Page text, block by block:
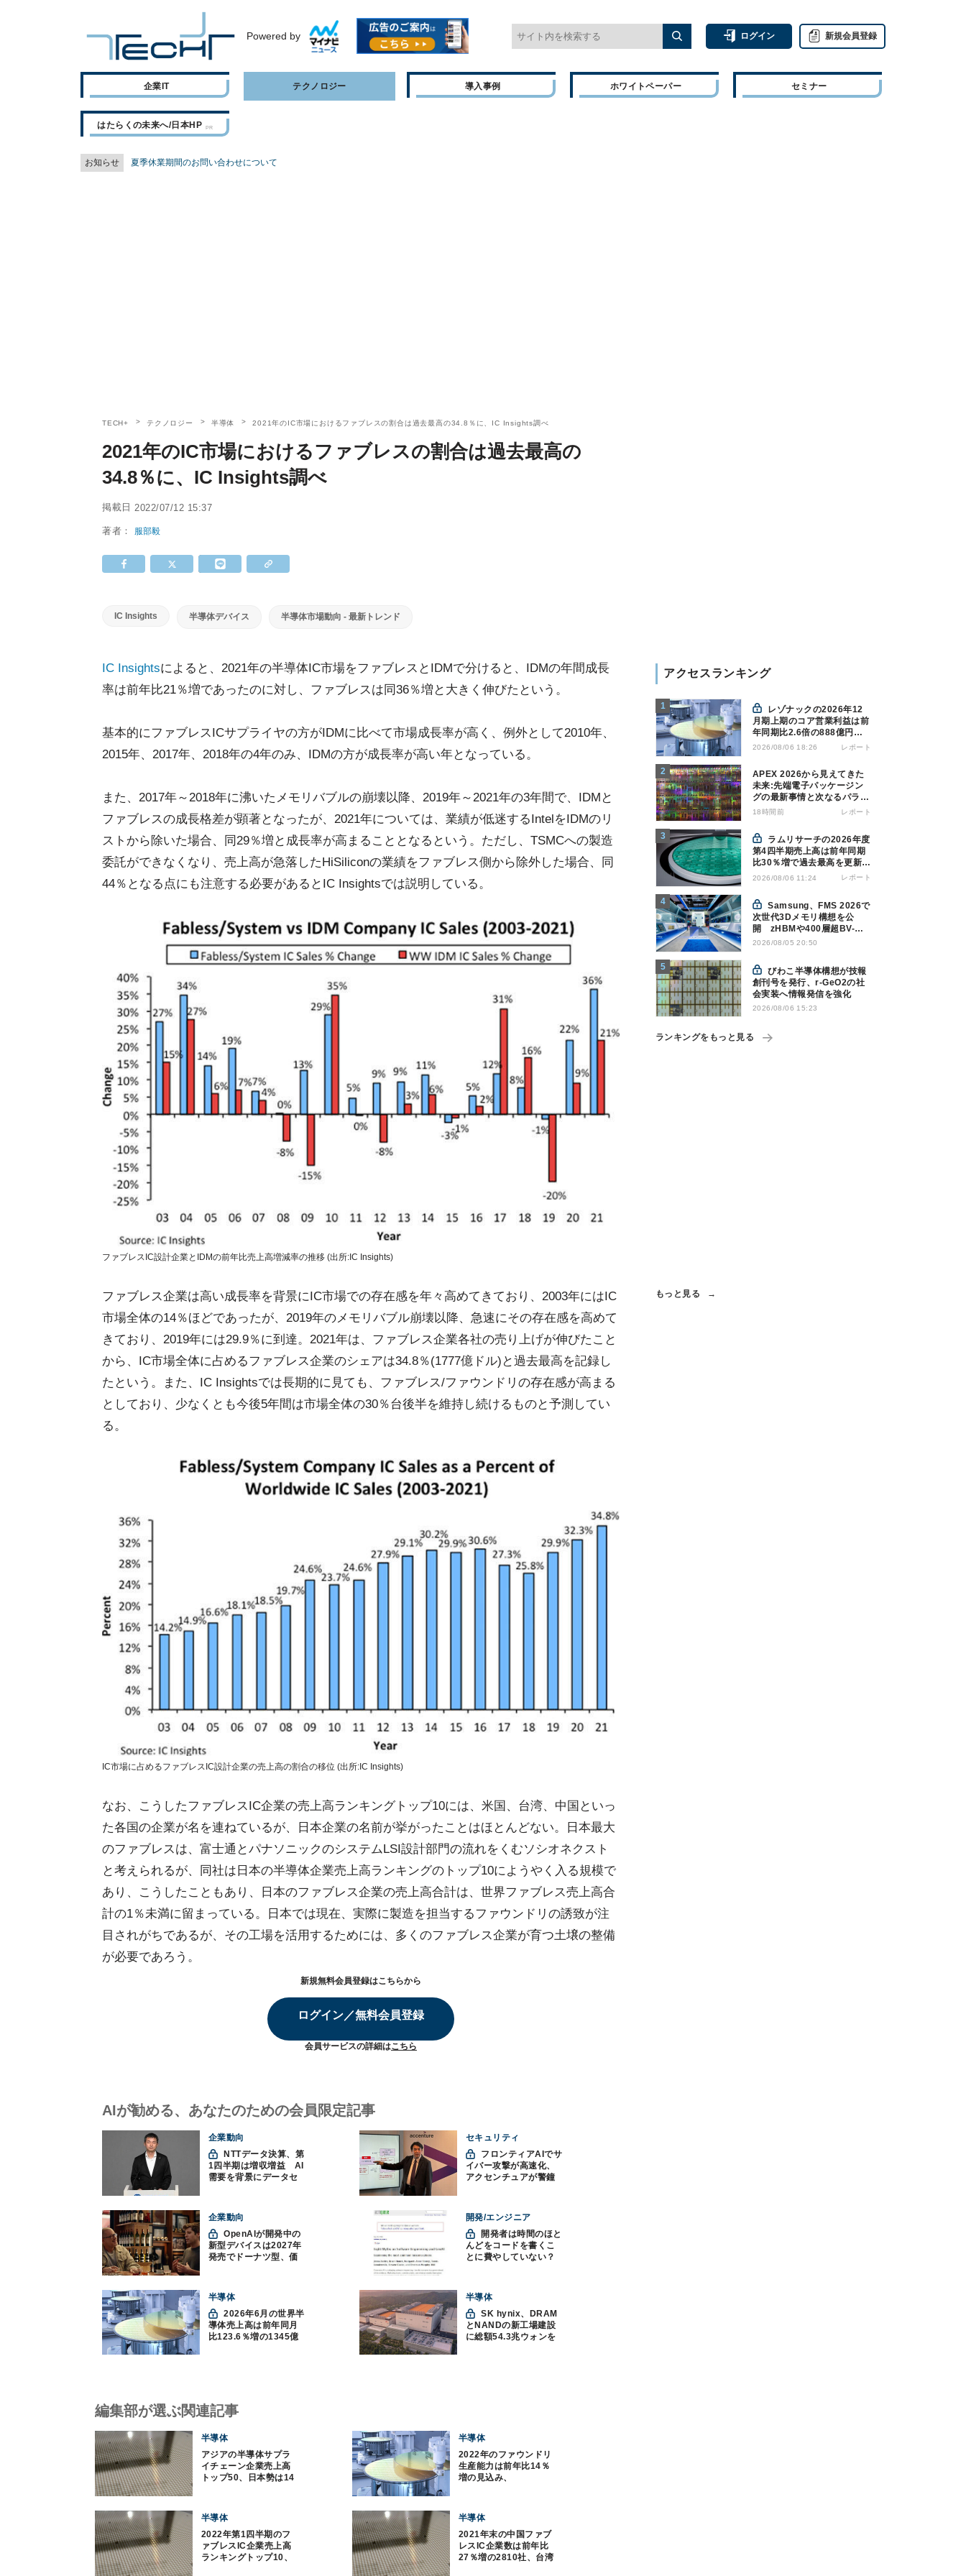
Powered by ログイン 新規会員登録
企業IT テクノロジー 導入事例 ホワイトペーパー セミナー
はたらくの未来へ/日本HP
お知らせ 夏季休業期間のお問い合わせについて
TECH+ テクノロジー 半導体 2021年のIC市場におけるファブレスの割合は過去最高の34.8％に、IC Insights調べ
2021年のIC市場におけるファブレスの割合は過去最高の
34.8％に、IC Insights調べ
掲載日 2022/07/12 15:37
著者： 服部毅
IC Insights 半導体デバイス 半導体市場動向 - 最新トレンド
IC Insightsによると、2021年の半導体IC市場をファブレスとIDMで分けると、IDMの年間成長
率は前年比21％増であったのに対し、ファブレスは同36％増と大きく伸びたという。
基本的にファブレスICサプライヤの方がIDMに比べて市場成長率が高く、例外として2010年、
2015年、2017年、2018年の4年のみ、IDMの方が成長率が高い年となっている。
また、2017年～2018年に沸いたメモリバブルの崩壊以降、2019年～2021年の3年間で、IDMと
ファブレスの成長格差が顕著となったが、2021年については、業績が低迷するIntelをIDMのリ
ストから除いた場合、同29％増と成長率が高まることとなるという。ただし、TSMCへの製造
委託ができなくなり、売上高が急落したHiSiliconの業績をファブレス側から除外した場合、同
44％となる点にも注意する必要があるとIC Insightsでは説明している。
ファブレスIC設計企業とIDMの前年比売上高増減率の推移 (出所:IC Insights)
ファブレス企業は高い成長率を背景にIC市場での存在感を年々高めてきており、2003年にはIC
市場全体の14％ほどであったが、2019年のメモリバブル崩壊以降、急速にその存在感を高めて
きており、2019年には29.9％に到達。2021年は、ファブレス企業各社の売り上げが伸びたこと
から、IC市場全体に占めるファブレス企業のシェアは34.8％(1777億ドル)と過去最高を記録し
たという。また、IC Insightsでは長期的に見ても、ファブレス/ファウンドリの存在感が高まる
としており、少なくとも今後5年間は市場全体の30％台後半を維持し続けるものと予測してい
る。
IC市場に占めるファブレスIC設計企業の売上高の割合の移位 (出所:IC Insights)
なお、こうしたファブレスIC企業の売上高ランキングトップ10には、米国、台湾、中国といっ
た各国の企業が名を連ねているが、日本企業の名前が挙がったことはほとんどない。日本最大
のファブレスは、富士通とパナソニックのシステムLSI設計部門の流れをくむソシオネクスト
と考えられるが、同社は日本の半導体企業売上高ランキングのトップ10にようやく入る規模で
あり、こうしたこともあり、日本のファブレス企業の売上高合計は、世界ファブレス売上高合
計の1％未満に留まっている。日本では現在、実際に製造を担当するファウンドリの誘致が注
目されがちであるが、その工場を活用するためには、多くのファブレス企業が育つ土壌の整備
が必要であろう。
新規無料会員登録はこちらから
ログイン／無料会員登録
会員サービスの詳細はこちら
AIが勧める、あなたのための会員限定記事
企業動向
1四半期は増収増益 AI
需要を背景にデータセ
セキュリティ
イバー攻撃が高速化、
アクセンチュアが警鐘
企業動向
OpenAIが開発中の
新型デバイスは2027年
発売でドーナツ型、価
開発/エンジニア
んどをコードを書くこ
とに費やしていない？
つの神話への賛否
半導体
2026年6月の世界半
導体売上高は前年同月
比123.6％増の1345億
半導体
SK hynix、DRAM
とNANDの新工場建設
に総額54.3兆ウォンを
アクセスランキング
月期上期のコア営業利益は前
年同期比2.6倍の888億円、
AI向け半導体材料が好調
2026/08/06 18:26 レポート
APEX 2026から見えてきた
未来:先端電子パッケージン
グの最新事情と次なるパラダ
イムシフト
18時間前 レポート
第4四半期売上高は前年同期
比30％増で過去最高を更新、
NAND関連が好調
2026/08/06 11:24 レポート
Samsung、FMS 2026で
次世代3Dメモリ構想を公
開 zHBMや400層超BV-
NANDを披露
2026/08/05 20:50
びわこ半導体構想が技報
創刊号を発行、r-GeO2の社
会実装へ情報発信を強化
2026/08/06 15:23
ランキングをもっと見る
もっと見る
編集部が選ぶ関連記事
半導体
アジアの半導体サプラ
イチェーン企業売上高
トップ50、日本勢は14
半導体
2022年のファウンドリ
生産能力は前年比14％
増の見込み、
半導体
2022年第1四半期のフ
ァブレスIC企業売上高
ランキングトップ10、
半導体
2021年末の中国ファブ
レスIC企業数は前年比
27％増の2810社、台湾